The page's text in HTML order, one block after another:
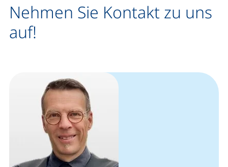
Nehmen Sie Kontakt zu uns
auf!